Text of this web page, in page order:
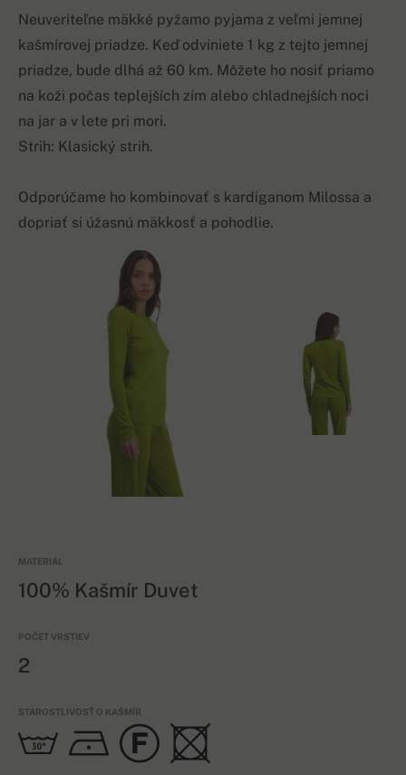
Neuveriteľne mäkké pyžamo pyjama z veľmi jemnej
kašmírovej priadze. Keď odviniete 1 kg z tejto jemnej
priadze, bude dlhá až 60 km. Môžete ho nosiť priamo
na koži počas teplejších zím alebo chladnejších noci
na jar a v lete pri mori.
Strih: Klasický strih.
Odporúčame ho kombinovať s kardiganom Milossa a
dopriať si úžasnú mäkkosť a pohodlie.
MATERIÁL
100% Kašmír Duvet
POČET VRSTIEV
2
STAROSTLIVOSŤ O KAŠMÍR